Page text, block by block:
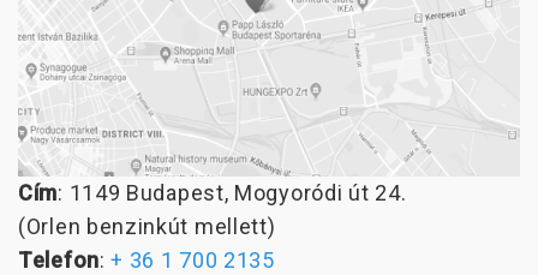
Cím: 1149 Budapest, Mogyoródi út 24.
(Orlen benzinkút mellett)
Telefon:+ 36 1 700 2135